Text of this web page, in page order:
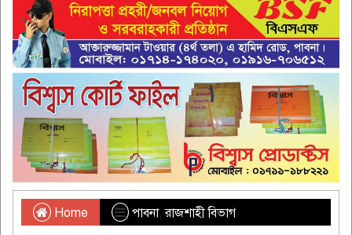
Home পাবনা,রাজশাহী বিভাগ